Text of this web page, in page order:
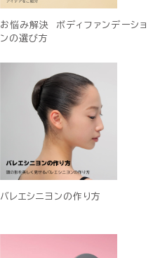
お悩み解決 ボディファンデーショ
ンの選び方
バレエシニヨンの作り方